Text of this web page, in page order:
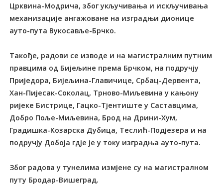
Црквина-Модрича, због укључивања и искључивања
механизације ангажоване на изградњи дионице
ауто-пута Вукосавље-Брчко.
Такође, радови се изводе и на магистралним путним
правцима од Бијељине према Брчком, на подручју
Приједора, Бијељина-Главичице, Србац-Дервента,
Хан-Пијесак-Соколац, Трново-Миљевина у кањону
ријеке Бистрице, Гацко-Тјентиште у Саставцима,
Добро Поље-Миљевина, Брод на Дрини-Хум,
Градишка-Козарска Дубица, Теслић-Подјезера и на
подручју Добоја гдје је у току изградња ауто-пута.
Због радова у тунелима измјене су на магистралном
путу Бродар-Вишеград.